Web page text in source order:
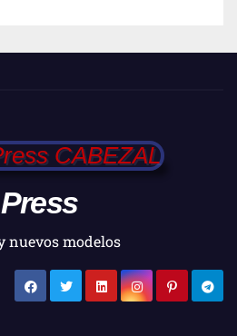
nuevos modelos